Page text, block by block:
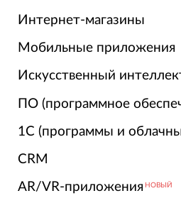
Интернет-магазины
Мобильные приложения
Искусственный
ПО (программное
1С (программы и
CRM
AR/VR-приложения НОВЫЙ